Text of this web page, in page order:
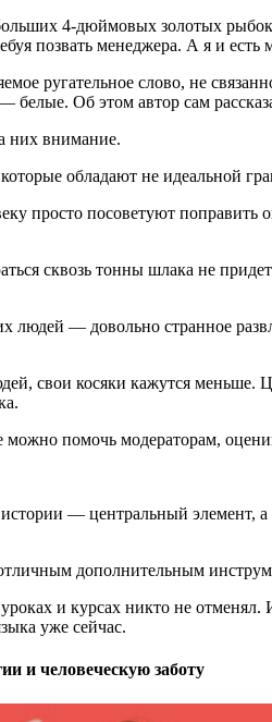
4-дюймовых золотых
позвать менеджера. А я и
ругательное слово, не
белые. Об этом автор сам
них внимание.
обладают не идеальной
просто посоветуют
сквозь тонны шлака не
людей — довольно странное
свои косяки кажутся меньше.
помочь модераторам,
— центральный элемент,
дополнительным
и курсах никто не отменял.
уже сейчас.
и человеческую заботу